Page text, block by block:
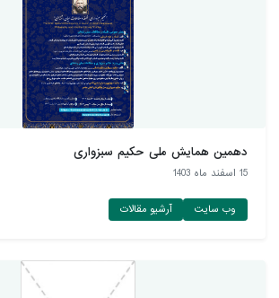
دهمین همایش ملی حکیم سبزواری
15 اسفند ماه 1403
وب سایت آرشیو مقالات